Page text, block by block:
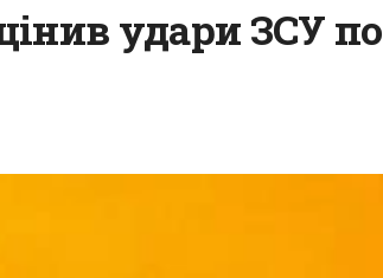
удари ЗСУ по